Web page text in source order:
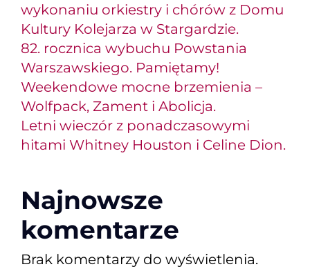
wykonaniu orkiestry i chórów z Domu
Kultury Kolejarza w Stargardzie.
82. rocznica wybuchu Powstania
Warszawskiego. Pamiętamy!
Weekendowe mocne brzemienia –
Wolfpack, Zament i Abolicja.
Letni wieczór z ponadczasowymi
hitami Whitney Houston i Celine Dion.
Najnowsze
komentarze
Brak komentarzy do wyświetlenia.